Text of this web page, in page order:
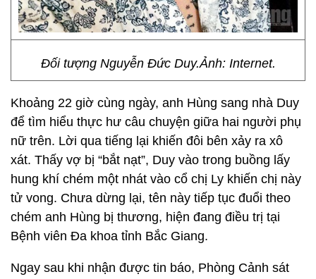
Đối tượng Nguyễn Đức Duy.Ảnh: Internet.
Khoảng 22 giờ cùng ngày, anh Hùng sang nhà Duy
để tìm hiểu thực hư câu chuyện giữa hai người phụ
nữ trên. Lời qua tiếng lại khiến đôi bên xảy ra xô
xát. Thấy vợ bị “bắt nạt”, Duy vào trong buồng lấy
hung khí chém một nhát vào cổ chị Ly khiến chị này
tử vong. Chưa dừng lại, tên này tiếp tục đuổi theo
chém anh Hùng bị thương, hiện đang điều trị tại
Bệnh viên Đa khoa tỉnh Bắc Giang.
Ngay sau khi nhận được tin báo, Phòng Cảnh sát